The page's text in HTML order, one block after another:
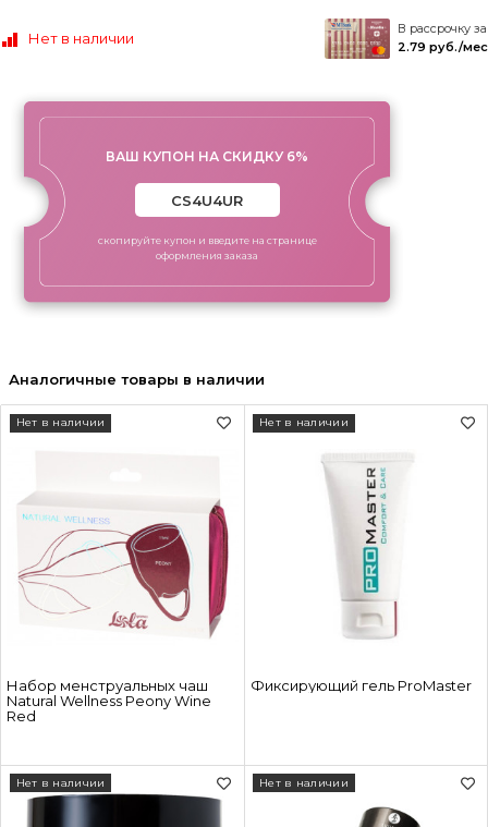
Нет в наличии
В рассрочку за
2.79 руб./мес
ВАШ КУПОН НА СКИДКУ 6%
скопируйте купон и введите на странице
оформления заказа
Аналогичные товары в наличии
Набор менструальных чаш
Natural Wellness Peony Wine
Red
Нет в наличии
Фиксирующий гель ProMaster
Нет в наличии
Нет в наличии Нет в наличии